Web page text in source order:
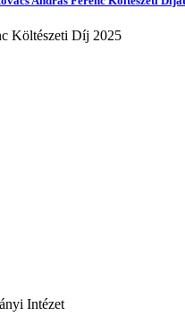
Költészeti Díj 2025
Intézet